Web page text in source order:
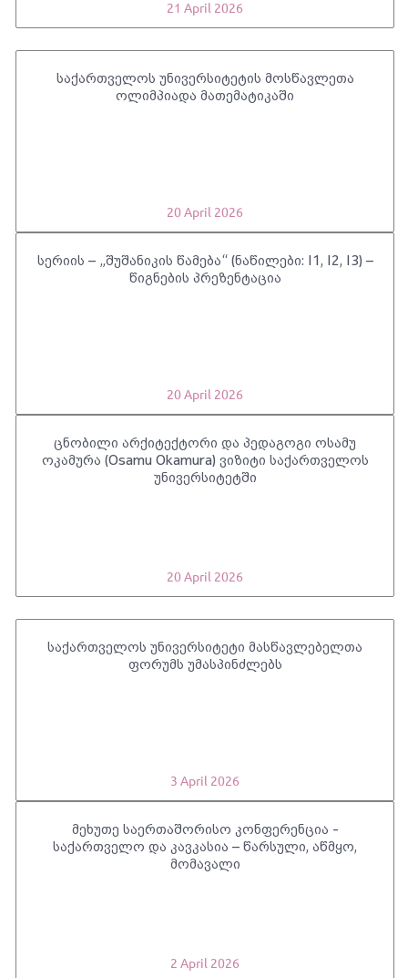
21 April 2026
საქართველოს უნივერსიტეტის მოსწავლეთა
ოლიმპიადა მათემატიკაში
20 April 2026
სერიის – „შუშანიკის წამება“ (ნაწილები: I1, I2, I3) –
წიგნების პრეზენტაცია
20 April 2026
ცნობილი არქიტექტორი და პედაგოგი ოსამუ
ოკამურა (Osamu Okamura) ვიზიტი საქართველოს
უნივერსიტეტში
20 April 2026
საქართველოს უნივერსიტეტი მასწავლებელთა
ფორუმს უმასპინძლებს
3 April 2026
მეხუთე საერთაშორისო კონფერენცია -
საქართველო და კავკასია – წარსული, აწმყო,
მომავალი
2 April 2026